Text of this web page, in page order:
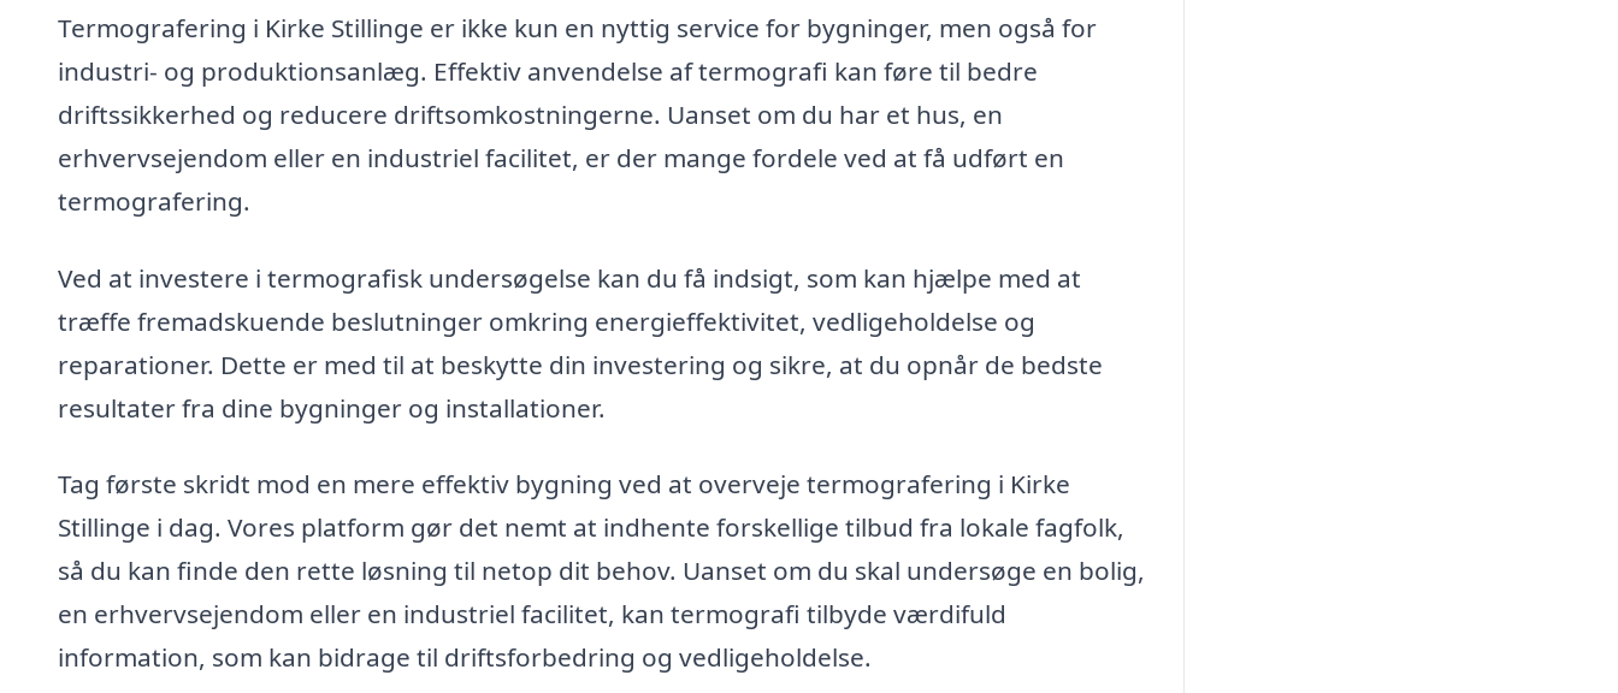
Termografering i Kirke Stillinge er ikke kun en nyttig service for bygninger, men også for
industri- og produktionsanlæg. Effektiv anvendelse af termografi kan føre til bedre
driftssikkerhed og reducere driftsomkostningerne. Uanset om du har et hus, en
erhvervsejendom eller en industriel facilitet, er der mange fordele ved at få udført en
termografering.
Ved at investere i termografisk undersøgelse kan du få indsigt, som kan hjælpe med at
træffe fremadskuende beslutninger omkring energieffektivitet, vedligeholdelse og
reparationer. Dette er med til at beskytte din investering og sikre, at du opnår de bedste
resultater fra dine bygninger og installationer.
Tag første skridt mod en mere effektiv bygning ved at overveje termografering i Kirke
Stillinge i dag. Vores platform gør det nemt at indhente forskellige tilbud fra lokale fagfolk,
så du kan finde den rette løsning til netop dit behov. Uanset om du skal undersøge en bolig,
en erhvervsejendom eller en industriel facilitet, kan termografi tilbyde værdifuld
information, som kan bidrage til driftsforbedring og vedligeholdelse.